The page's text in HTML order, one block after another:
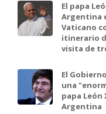
El papa
Argentina
Vaticano
itinerario
visita de
El
una
papa León
Argentina